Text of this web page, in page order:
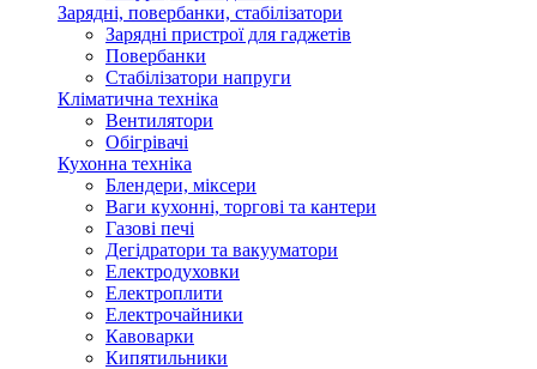
Зарядні, повербанки, стабілізатори
Зарядні пристрої для гаджетів
Повербанки
Стабілізатори напруги
Кліматична техніка
Вентилятори
Обігрівачі
Кухонна техніка
Блендери, міксери
Ваги кухонні, торгові та кантери
Газові печі
Дегідратори та вакууматори
Електродуховки
Електроплити
Електрочайники
Кавоварки
Кипятильники